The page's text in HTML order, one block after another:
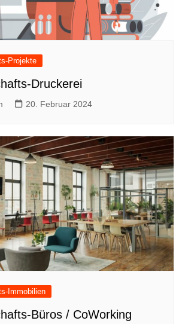
Projekte
Druckerei
20. Februar 2024
Immobilien
Büros / CoWorking